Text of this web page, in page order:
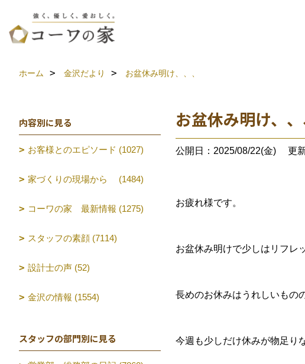
ホーム 金沢だより お盆休み明け、、、
お盆休み明け、、
公開日：2025/08/22(金) 更
お疲れ様です。
お盆休み明けで少しはリフレ
長めのお休みはうれしいもの
今週も少しだけ休みが物足り
内容別に見る
お客様とのエピソード (1027)
家づくりの現場から (1484)
コーワの家 最新情報 (1275)
スタッフの素顔 (7114)
設計士の声 (52)
金沢の情報 (1554)
スタッフの部門別に見る